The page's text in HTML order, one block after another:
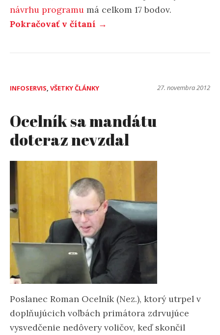
návrhu programu má celkom 17 bodov.
Pokračovať v čítaní →
INFOSERVIS, VŠETKY ČLÁNKY 27. novembra 2012
Ocelník sa mandátu
doteraz nevzdal
Poslanec Roman Ocelník (Nez.), ktorý utrpel v
doplňujúcich voľbách primátora zdrvujúce
vysvedčenie nedôvery voličov, keď skončil